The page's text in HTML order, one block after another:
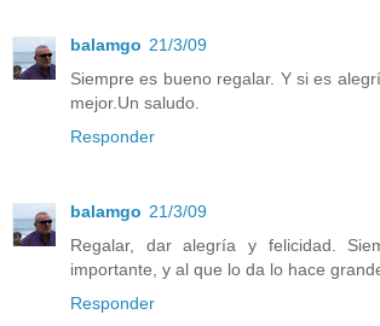
balamgo 21/3/09
Siempre es bueno regalar. Y si es
mejor.Un saludo.
Responder
balamgo 21/3/09
Regalar, dar alegría y felicidad.
importante, y al que lo da lo hace
Responder